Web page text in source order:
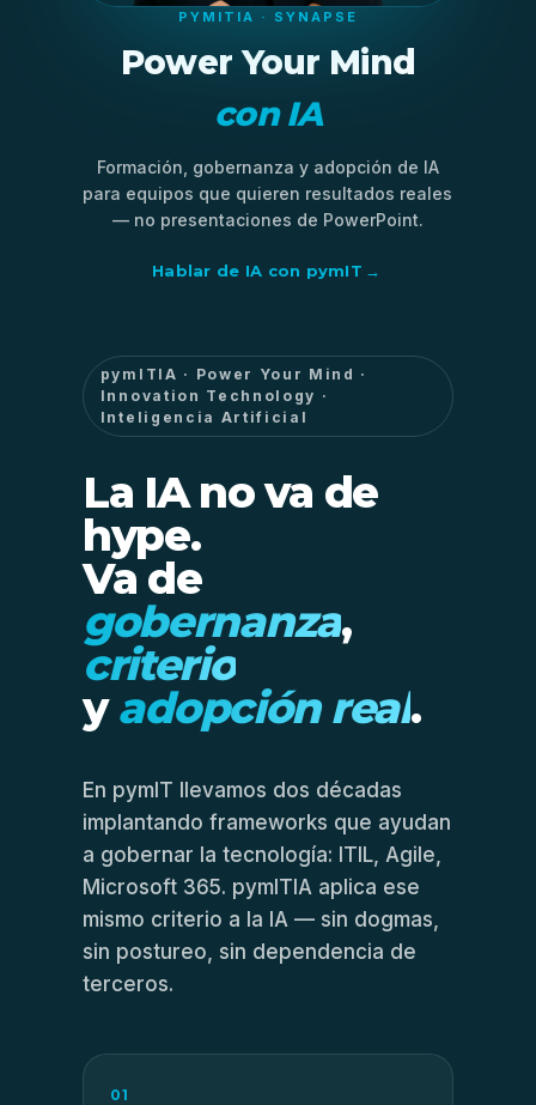
pymITIA · Power Your Mind ·
Innovation Technology ·
Inteligencia Artificial
La IA no va de
hype.
Va de
gobernanza,
criterio
yadopción real.
En pymIT llevamos dos décadas
implantando frameworks que ayudan
a gobernar la tecnología: ITIL, Agile,
Microsoft 365. pymITIA aplica ese
mismo criterio a la IA — sin dogmas,
sin postureo, sin dependencia de
terceros.
01
PYMITIA · SYNAPSE
Power Your Mind
con IA
Formación, gobernanza y adopción de IA
para equipos que quieren resultados reales
— no presentaciones de PowerPoint.
Hablar de IA con pymIT →